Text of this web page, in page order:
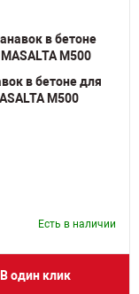
в бетоне для
M500
Есть в наличии
В один клик